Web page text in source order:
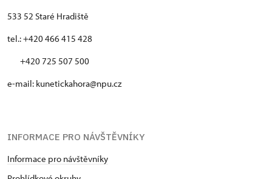
533 52 Staré Hradiště
tel.: +420 466 415 428
+420 725 507 500
e-mail: kunetickahora@npu.cz
INFORMACE PRO NÁVŠTĚVNÍKY
Informace pro návštěvníky